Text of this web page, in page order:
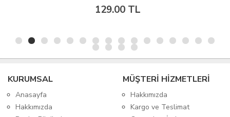
129.00 TL
KURUMSAL
Anasayfa
Hakkımızda
MÜŞTERİ HİZMETLERİ
Hakkımızda
Kargo ve Teslimat